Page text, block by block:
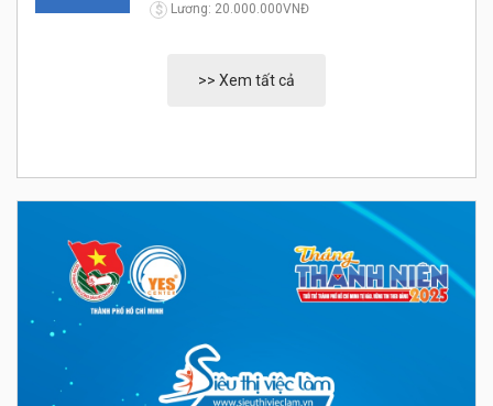
$
Lương: 20.000.000VNĐ
>> Xem tất cả